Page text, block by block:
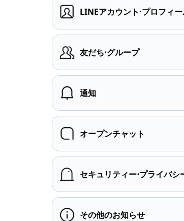
LINEアカウント⋅プロフィ
友だち⋅グループ
通知
オープンチャット
セキュリティー⋅プライバシ
その他のお知らせ